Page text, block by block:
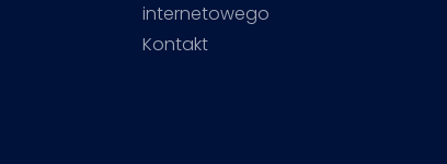
internetowego
Kontakt